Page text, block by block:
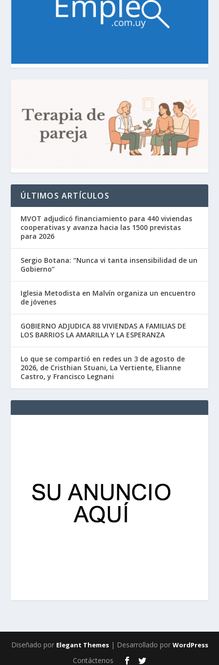
ÚLTIMOS ARTÍCULOS
MVOT adjudicó financiamiento para 440 viviendas
cooperativas y avanza hacia las 1500 previstas
para 2026
Sergio Botana: “Nunca vi tanta insensibilidad de un
Gobierno”
Iglesia Metodista en Malvín organiza un encuentro
de jóvenes
GOBIERNO ADJUDICA 88 VIVIENDAS A FAMILIAS DE
LOS BARRIOS LA AMARILLA Y LA ESPERANZA
Lo que se compartió en redes un 3 de agosto de
2026, de Cristhian Stuani, La Vertiente, Elianne
Castro, y Francisco Legnani
Diseñado por Elegant Themes| Desarrollado por WordPress
Contáctenos